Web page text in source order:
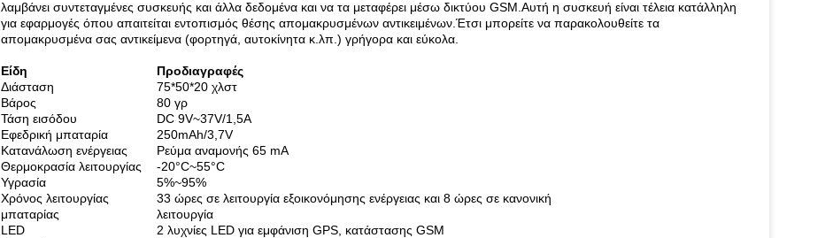
λαμβάνει συντεταγμένες συσκευής και άλλα δεδομένα και να τα μεταφέρει μέσω δικτύου GSM.Αυτή η συσκευή είναι τέλεια κατάλληλη
για εφαρμογές όπου απαιτείται εντοπισμός θέσης απομακρυσμένων αντικειμένων.Έτσι μπορείτε να παρακολουθείτε τα
απομακρυσμένα σας αντικείμενα (φορτηγά, αυτοκίνητα κ.λπ.) γρήγορα και εύκολα.
Είδη
Προδιαγραφές
Διάσταση
75*50*20 χλστ
Βάρος
80 γρ
Τάση εισόδου
DC 9V~37V/1,5A
Εφεδρική μπαταρία
250mAh/3,7V
Κατανάλωση ενέργειας
Ρεύμα αναμονής 65 mA
Θερμοκρασία λειτουργίας
-20°C~55°C
Υγρασία
5%~95%
Χρόνος λειτουργίας
μπαταρίας
33 ώρες σε λειτουργία εξοικονόμησης ενέργειας και 8 ώρες σε κανονική
λειτουργία
LED
2 λυχνίες LED για εμφάνιση GPS, κατάστασης GSM